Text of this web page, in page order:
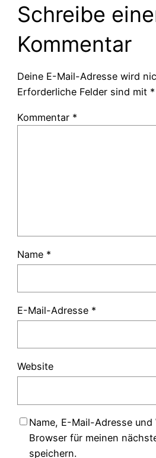
Schreibe
Kommentar
Deine E-Mail-Adresse wird
Erforderliche Felder sind mit *
Kommentar *
Name *
E-Mail-Adresse *
Website
Name, E-Mail-Adresse und
Browser für meinen
speichern.